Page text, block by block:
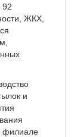
92
ЖКХ,
и
филиале